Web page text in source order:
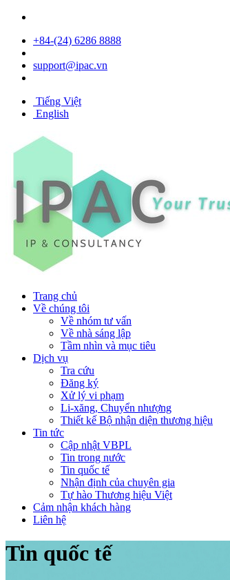
+84- (24) 6286 8888
support@ipac.vn
Tiếng Việt
English
Trang chủ
Về chúng tôi
Về nhóm tư vấn
Về nhà sáng lập
Tầm nhìn và mục tiêu
Dịch vụ
Tra cứu
Đăng ký
Xử lý vi phạm
Li-xăng, Chuyển nhượng
Thiết kế Bộ nhận diện thương hiệu
Tin tức
Cập nhật VBPL
Tin trong nước
Tin quốc tế
Nhận định của chuyên gia
Tự hào Thương hiệu Việt
Cảm nhận khách hàng
Liên hệ
Tin quốc tế